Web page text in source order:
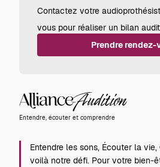
Contactez votre
vous pour réaliser un bilan
Prendre rendez-
Audition
Entendre, écouter et comprendre
Entendre les sons, Écouter la vie,
voilà notre défi. Pour votre bien-